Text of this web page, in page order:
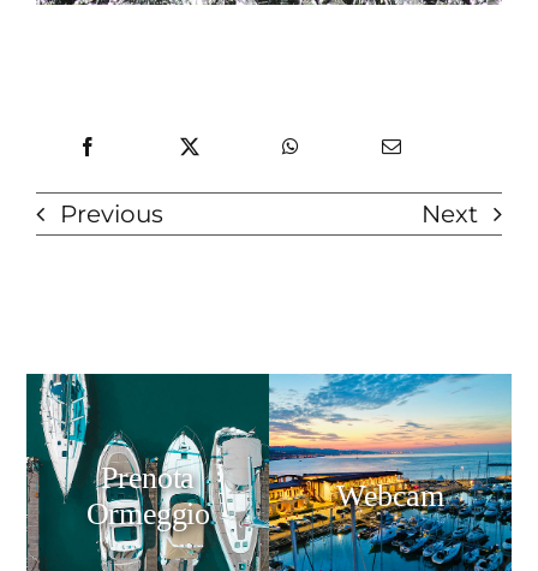
Previous Next
Prenota
Ormeggio
Webcam